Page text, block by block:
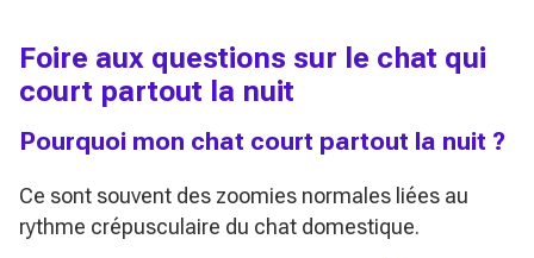
Foire aux questions sur le chat qui
court partout la nuit
Pourquoi mon chat court partout la nuit ?
Ce sont souvent des zoomies normales liées au
rythme crépusculaire du chat domestique.